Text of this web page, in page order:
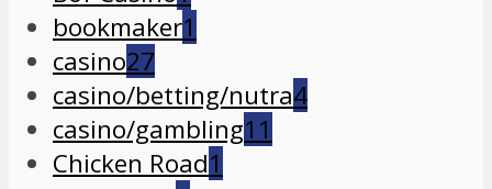
bookmaker1
casino27
casino/betting/nutra4
casino/gambling11
Chicken Road1